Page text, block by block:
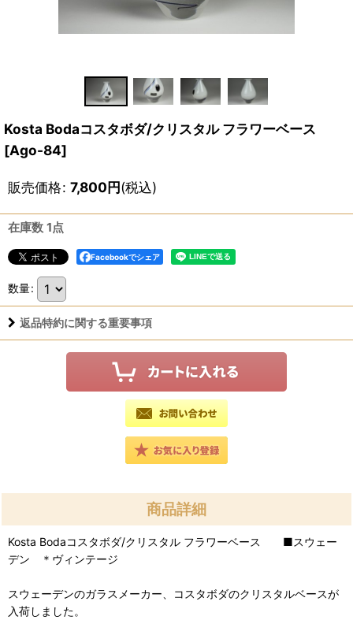
Kosta Bodaコスタボダ/クリスタル フラワーベース
[Ago-84]
販売価格: 7,800円(税込)
在庫数 1点
Facebookでシェア
数量:
返品特約に関する重要事項
商品詳細
Kosta Bodaコスタボダ/クリスタル フラワーベース ■スウェー
デン ＊ヴィンテージ
スウェーデンのガラスメーカー、コスタボダのクリスタルベースが
入荷しました。